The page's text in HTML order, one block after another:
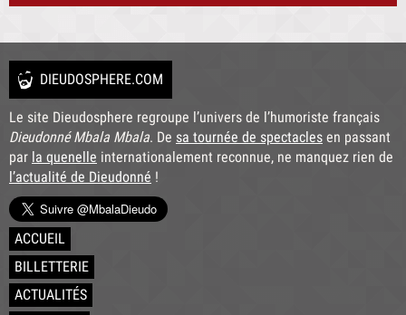
DIEUDOSPHERE.COM
Le site Dieudosphere regroupe l’univers de l’humoriste français
Dieudonné Mbala Mbala. De sa tournée de spectacles en passant
par la quenelle internationalement reconnue, ne manquez rien de
l’actualité de Dieudonné !
ACCUEIL
BILLETTERIE
ACTUALITÉS